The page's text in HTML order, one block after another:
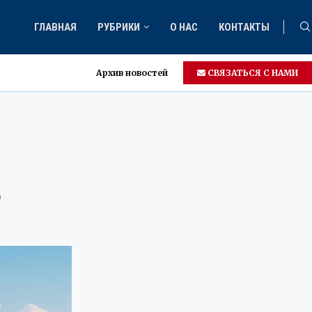
ГЛАВНАЯ РУБРИКИ О НАС КОНТАКТЫ
Архив новостей СВЯЗАТЬСЯ С НАМИ